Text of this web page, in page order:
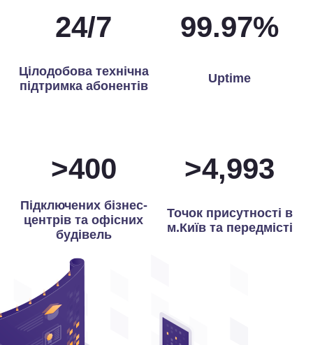
24/7
Цілодобова технічна
підтримка абонентів
99.97%
Uptime
>400
Підключених бізнес-
центрів та офісних
будівель
>5,000
Точок присутності в
м.Київ та передмісті